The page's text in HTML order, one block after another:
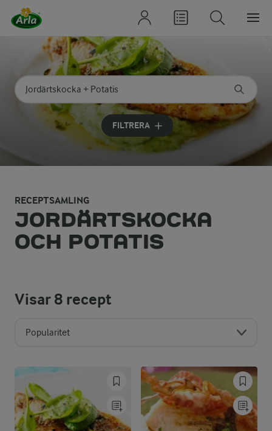
Sök på kategori eller ingrediens
Skriv in sökord för att få förslag
FILTRERA
RECEPTSAMLING
JORDÄRTSKOCKA
OCH POTATIS
Visar8 recept
Popularitet